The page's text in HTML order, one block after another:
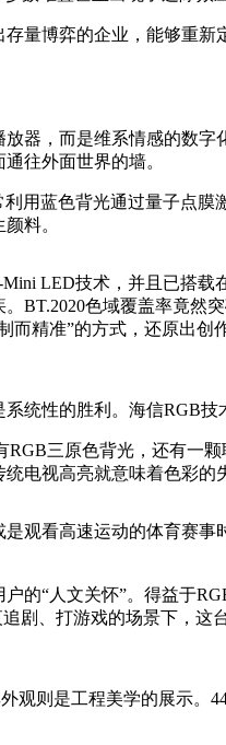
量博弈的企业，能够重
器，而是维系情感的数
往外面世界的墙。
蓝色背光通过量子点膜
料。
LED技术，并且已搭
BT.2020色域覆盖率竟然
精准”的方式，还原出创
统性的胜利。海信RGB技
RGB三原色背光，还有一
电视高亮就意味着色彩的
观看高速运动的体育赛事
的“人文关怀”。得益于
剧、打游戏的场景下，这
观则是工程美学的展示